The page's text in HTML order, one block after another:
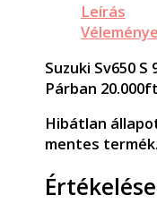
Leírás
Suzuki Sv650
Párban
Hibátlan
mentes termék.